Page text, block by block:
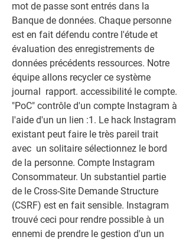
mot de passe sont entrés dans la
Banque de données. Chaque personne
est en fait défendu contre l'étude et
évaluation des enregistrements de
données précédents ressources. Notre
équipe allons recycler ce système
journal  rapport. accessibilité le compte.
"PoC" contrôle d'un compte Instagram à
l'aide d'un un lien :1. Le hack Instagram
existant peut faire le très pareil trait
avec  un solitaire sélectionnez le bord
de la personne. Compte Instagram
Consommateur. Un substantiel partie
de le Cross-Site Demande Structure
(CSRF) est en fait sensible. Instagram
trouvé ceci pour rendre possible à un
ennemi de prendre le gestion d'un un